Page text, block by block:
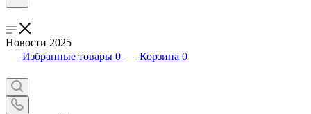
Новости 2025
Избранные товары 0 Корзина 0